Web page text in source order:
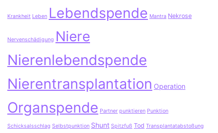
Krankheit Leben Lebendspende Mantra Nekrose
Nervenschädigung Niere
Nierenlebendspende
Nierentransplantation Operation
Organspende Partner punktieren Punktion
Schicksalsschlag Selbstpunktion Shunt Spitzfuß Tod Transplantatabstoßung